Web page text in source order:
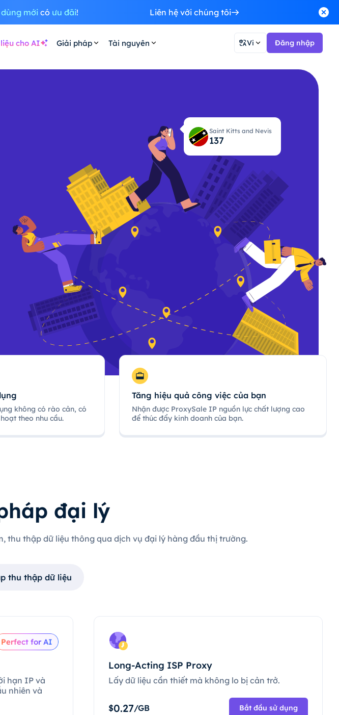
mớicó ưu đãi! Liên hệ với chúng tôi
cho AI Giải pháp Tài nguyên Vi Đăng nhập
Saint Kitts and Nevis
138
không có rào cản, có
theo nhu cầu.
Tăng hiệu quả công việc của bạn
Nhận được ProxySale IP nguồn lực chất lượng cao
để thúc đẩy kinh doanh của bạn.
đại lý
thu thập dữ liệu thông qua dịch vụ đại lý hàng đầu thị trường.
thu thập dữ liệu
Perfect for AI
hạn IP và
nhiên và
Long-Acting ISP Proxy
Lấy dữ liệu cần thiết mà không lo bị cản trở.
$0.27/GB Bắt đầu sử dụng